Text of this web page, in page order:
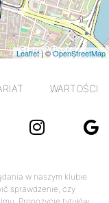
Leaflet| ©OpenStreetMap
WARTOŚCI
w naszym klubie.
sprawdzenie, czy